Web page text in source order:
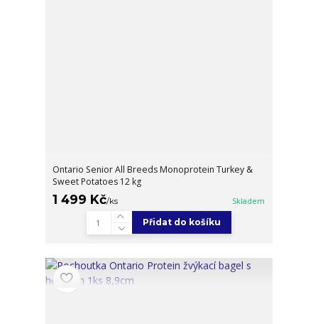
Ontario Senior All Breeds Monoprotein Turkey &
Sweet Potatoes 12 kg
1 499 Kč/ks Skladem
Přidat do košíku